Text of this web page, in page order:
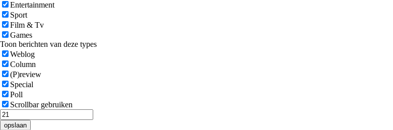
Entertainment
Sport
Film & Tv
Games
Toon berichten van deze types
Weblog
Column
(P)review
Special
Poll
Scrollbar gebruiken
opslaan